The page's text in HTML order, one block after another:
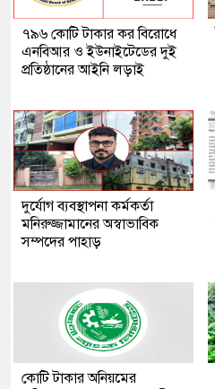
৭৯৬ কোটি টাকার কর বিরোধে
এনবিআর ও ইউনাইটেডের দুই
প্রতিষ্ঠানের আইনি লড়াই
দুর্যোগ ব্যবস্থাপনা কর্মকর্তা
মনিরুজ্জামানের অস্বাভাবিক
সম্পদের পাহাড়
কোটি টাকার অনিয়মের